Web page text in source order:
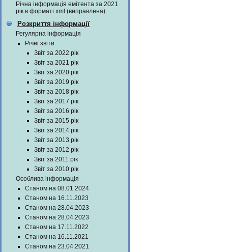
Річна інформація емітента за 2021
рік в форматі xml (виправлена)
Розкриття інформації
Регулярна інформація
Річні звіти
Звіт за 2022 рік
Звіт за 2021 рік
Звіт за 2020 рік
Звіт за 2019 рік
Звіт за 2018 рік
Звіт за 2017 рік
Звіт за 2016 рік
Звіт за 2015 рік
Звіт за 2014 рік
Звіт за 2013 рік
Звіт за 2012 рік
Звіт за 2011 рік
Звіт за 2010 рік
Особлива інформація
Станом на 08.01.2024
Станом на 16.11.2023
Станом на 28.04.2023
Станом на 28.04.2023
Станом на 17.11.2022
Станом на 16.11.2021
Станом на 23.04.2021